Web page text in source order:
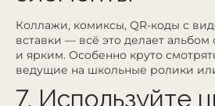
Коллажи, комиксы, QR-коды с
вставки — всё это делает
и ярким. Особенно круто
ведущие на школьные ролики
7. Используйте